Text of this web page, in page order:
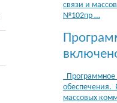
связи и
№102пр …
Программное
обеспечения.
массовых